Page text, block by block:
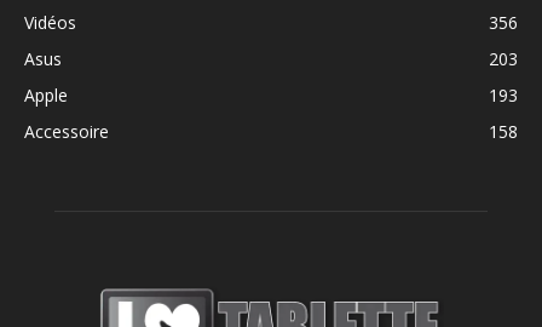
Vidéos
356
Asus
203
Apple
193
Accessoire
158